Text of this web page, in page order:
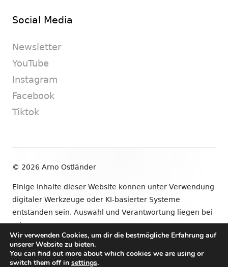
Social Media
Newsletter
YouTube
Instagram
Facebook
Tiktok
© 2026 Arno Ostländer
Einige Inhalte dieser Website können unter Verwendung
digitaler Werkzeuge oder KI-basierter Systeme
entstanden sein. Auswahl und Verantwortung liegen bei
mir.
•VerwendetTiny Framework
Wir verwenden Cookies, um dir die bestmögliche Erfahrung auf
unserer Website zu bieten.
You can find out more about which cookies we are using or
switch them off in settings.